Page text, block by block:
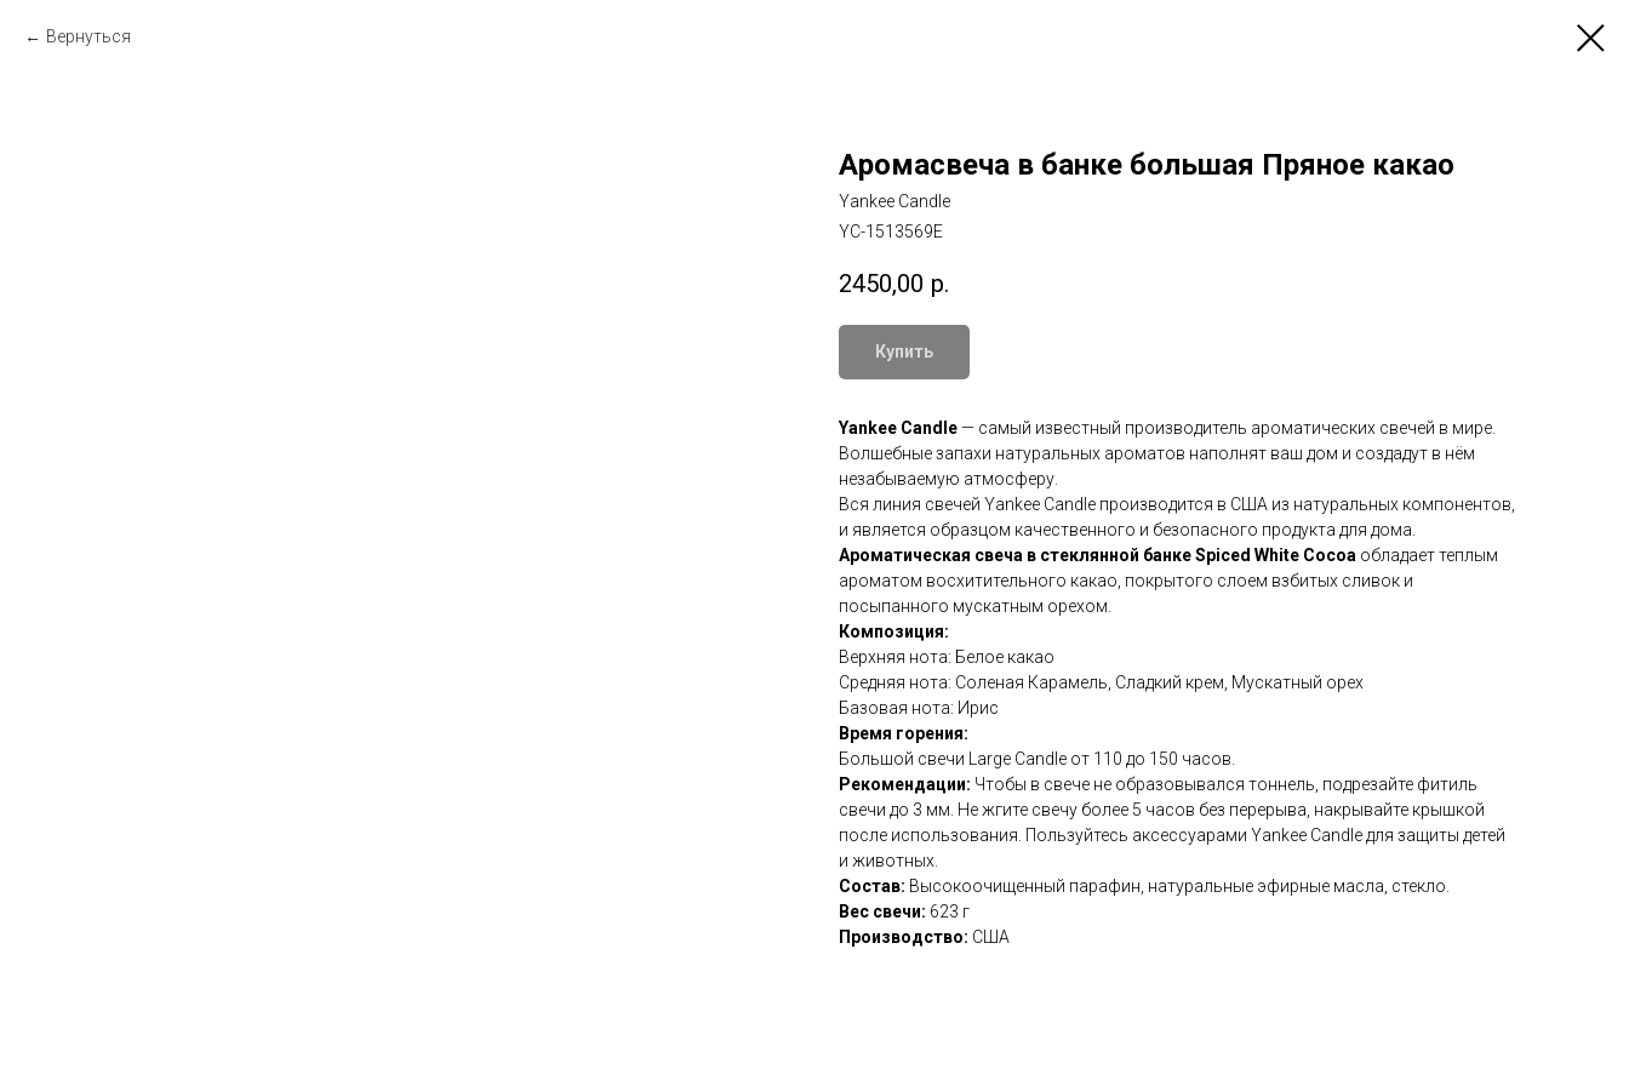
Вернуться
Аромасвеча в банке большая Пряное какао
Yankee Candle
YC-1513569E
2450,00 р.
Купить
Yankee Candle— самый известный производитель ароматических свечей в мире.
Волшебные запахи натуральных ароматов наполнят ваш дом и создадут в нём
незабываемую атмосферу.
Вся линия свечей Yankee Candle производится в США из натуральных компонентов,
и является образцом качественного и безопасного продукта для дома.
Ароматическая свеча в стеклянной банке Spiced White Cocoa обладает теплым
ароматом восхитительного какао, покрытого слоем взбитых сливок и
посыпанного мускатным орехом.
Композиция:
Верхняя нота: Белое какао
Средняя нота: Соленая Карамель, Сладкий крем, Мускатный орех
Базовая нота: Ирис
Время горения:
Большой свечи Large Candle от 110 до 150 часов.
Рекомендации: Чтобы в свече не образовывался тоннель, подрезайте фитиль
свечи до 3 мм. Не жгите свечу более 5 часов без перерыва, накрывайте крышкой
после использования. Пользуйтесь аксессуарами Yankee Candle для защиты детей
и животных.
Состав: Высокоочищенный парафин, натуральные эфирные масла, стекло.
Вес свечи: 623 г
Производство: США